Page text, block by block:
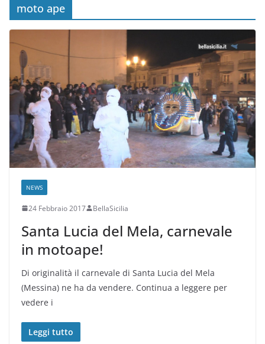
moto ape
NEWS
24 Febbraio 2017 BellaSicilia
Santa Lucia del Mela, carnevale
in motoape!
Di originalità il carnevale di Santa Lucia del Mela
(Messina) ne ha da vendere. Continua a leggere per
vedere i
Leggi tutto